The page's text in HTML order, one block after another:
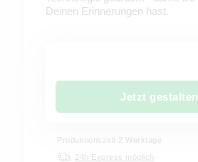
Deinen Erinnerungen hast.
Jetzt gestalten
Produktionszeit 2 Werktage
24h Express möglich